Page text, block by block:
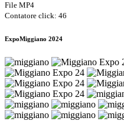
File MP4
Contatore click: 46
ExpoMiggiano 2024